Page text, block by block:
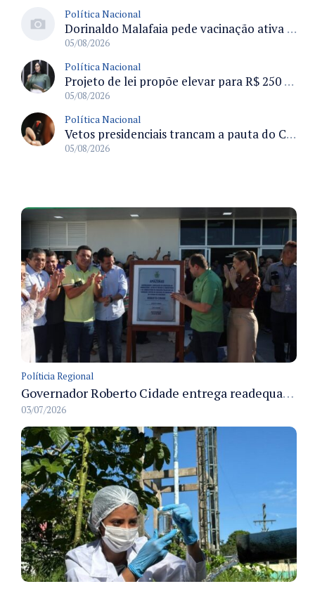
Política Nacional
Dorinaldo Malafaia pede vacinação ativa ao Ministério da Saúde para reverter queda na cobertura vacinal no Brasil
05/08/2026
Política Nacional
Projeto de lei propõe elevar para R$ 250 mil limite de isenção do IPI para pessoas com deficiência e autismo
05/08/2026
Política Nacional
Vetos presidenciais trancam a pauta do Congresso com 87 itens pendentes e incluem trechos do Orçamento de 2026
05/08/2026
Políticia Regional
Governador Roberto Cidade entrega readequação do ambulatório da FCecon e amplia capacidade de atendimento oncológico em Manaus
03/07/2026